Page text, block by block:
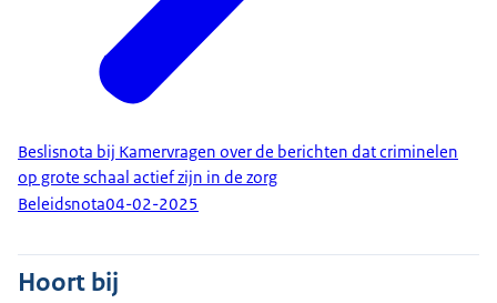
Beslisnota bij Kamervragen over de berichten dat criminelen
op grote schaal actief zijn in de zorg
Beleidsnota04-02-2025
Hoort bij